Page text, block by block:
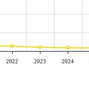
2022 2023 2024